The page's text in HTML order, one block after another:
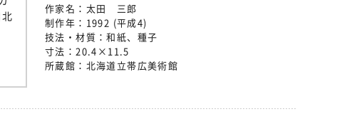
作家名： 太田 三郎
制作年： 1992 (平成4)
技法・材質：和紙、種子
寸法：20.4×11.5
所蔵館： 北海道立帯広美術館